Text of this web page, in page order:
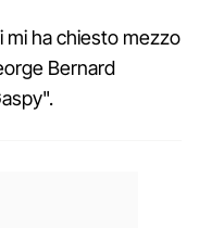
mi ha chiesto mezzo
Bernard